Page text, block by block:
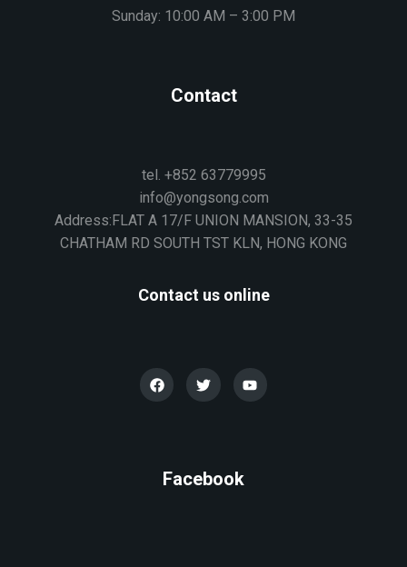
Sunday: 10:00 AM – 3:00 PM
Contact
tel. +852 63779995
info@yongsong.com
Address:FLAT A 17/F UNION MANSION, 33-35
CHATHAM RD SOUTH TST KLN, HONG KONG
Contact us online
Facebook